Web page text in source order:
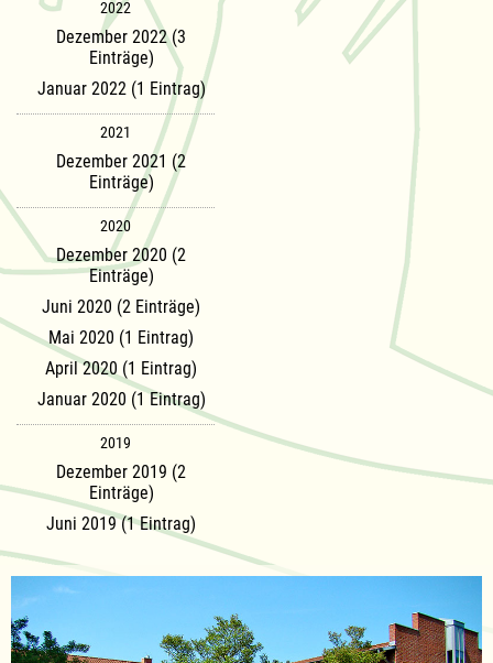
2022
Dezember 2022 (3
Einträge)
Januar 2022 (1 Eintrag)
2021
Dezember 2021 (2
Einträge)
2020
Dezember 2020 (2
Einträge)
Juni 2020 (2 Einträge)
Mai 2020 (1 Eintrag)
April 2020 (1 Eintrag)
Januar 2020 (1 Eintrag)
2019
Dezember 2019 (2
Einträge)
Juni 2019 (1 Eintrag)